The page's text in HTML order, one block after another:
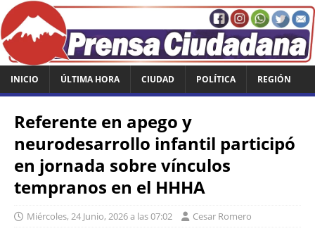
INICIO ÚLTIMA HORA CIUDAD POLÍTICA REGIÓN
Referente en apego y
neurodesarrollo infantil participó
en jornada sobre vínculos
tempranos en el HHHA
Miércoles, 24 Junio, 2026 a las 07:02 Cesar Romero